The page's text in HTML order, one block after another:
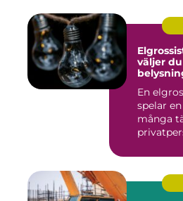
väljer
En
spelar
många